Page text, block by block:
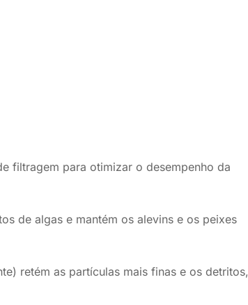
filtragem para otimizar o desempenho da
de algas e mantém os alevins e os peixes
retém as partículas mais finas e os detritos,